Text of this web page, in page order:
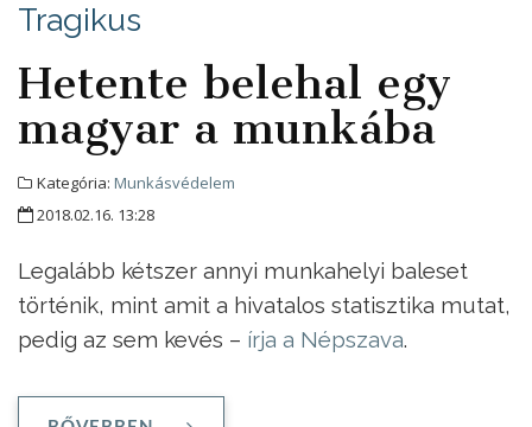
Tragikus
Hetente belehal egy
magyar a munkába
Kategória: Munkásvédelem
2018.02.16. 13:28
Legalább kétszer annyi munkahelyi baleset
történik, mint amit a hivatalos statisztika mutat,
pedig az sem kevés – írja a Népszava.